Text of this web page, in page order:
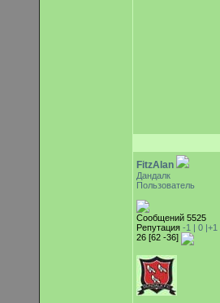
FitzAlan
Дандалк
Пользователь
Сообщений 5525
Репутация -1 | 0 |+1
26 [62 -36]